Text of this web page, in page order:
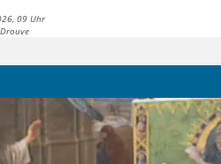
09 Uhr